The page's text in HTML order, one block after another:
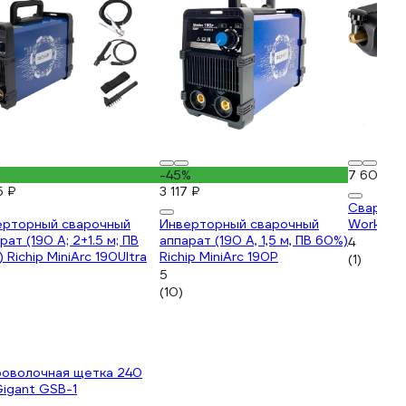
₽
сварочный
(190 А; 2+1.5 м; ПВ
Richip MiniArc 190Ultra
-45%
3 117 ₽
Инверторный сварочный
аппарат (190 А, 1,5 м, ПВ 60%)
Richip MiniArc 190P
5
(10)
7 602 ₽
4
(1)